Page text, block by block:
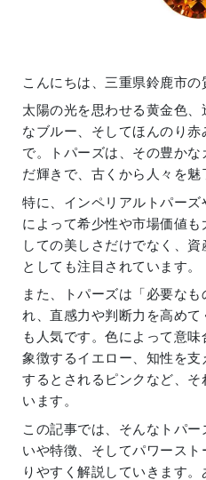
こんにちは、三重県鈴鹿市の
太陽の光を思わせる黄金色
なブルー、そしてほんのり
で。トパーズは、その豊か
だ輝きで、古くから人々を魅
特に、インペリアルトパー
によって希少性や市場価値
しての美しさだけでなく、
としても注目されています。
また、トパーズは「必要な
れ、直感力や判断力を高め
も人気です。色によって意
象徴するイエロー、知性を
するとされるピンクなど、
います。
この記事では、そんなトパ
いや特徴、そしてパワース
りやすく解説していきます